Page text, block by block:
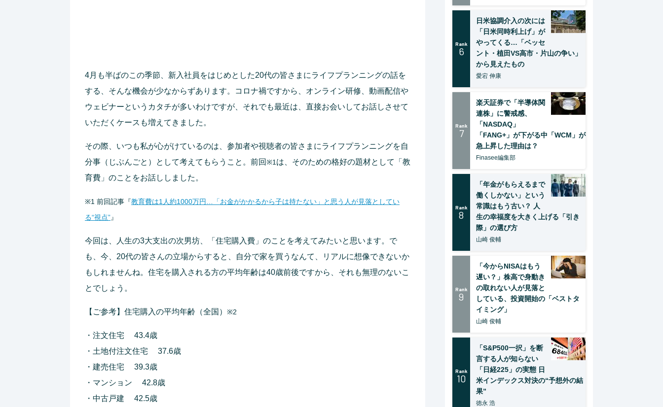
4月も半ばのこの季節、新入社員をはじめとした20代の皆さまにライフプランニングの話を
する、そんな機会が少なからずあります。コロナ禍ですから、オンライン研修、動画配信や
ウェビナーというカタチが多いわけですが、それでも最近は、直接お会いしてお話しさせて
いただくケースも増えてきました。
その際、いつも私が心がけているのは、参加者や視聴者の皆さまにライフプランニングを自
分事（じぶんごと）として考えてもらうこと。前回※1は、そのための格好の題材として「教
育費」のことをお話ししました。
※1 前回記事『教育費は1人約1000万円…「お金がかかるから子は持たない」と思う人が見落としてい
る“視点”』
今回は、人生の3大支出の次男坊、「住宅購入費」のことを考えてみたいと思います。で
も、今、20代の皆さんの立場からすると、自分で家を買うなんて、リアルに想像できないか
もしれませんね。住宅を購入される方の平均年齢は40歳前後ですから、それも無理のないこ
とでしょう。
【ご参考】住宅購入の平均年齢（全国） ※2
・注文住宅 43.4歳
・土地付注文住宅 37.6歳
・建売住宅 39.3歳
・マンション 42.8歳
・中古戸建 42.5歳
Rank
6
日米協調介入の次には
「日米同時利上げ」が
やってくる…「ベッセ
ント・植田VS高市・片山の争い」
から見えたもの
愛宕 伸康
Rank
7
楽天証券で「半導体関
連株」に警戒感、
「NASDAQ」
「FANG+」が下がる中「WCM」が
急上昇した理由は？
Finasee編集部
Rank
8
「年金がもらえるまで
働くしかない」という
常識はもう古い？ 人
生の幸福度を大きく上げる「引き
際」の選び方
山崎 俊輔
Rank
9
「今からNISAはもう
遅い？」株高で身動き
の取れない人が見落と
している、投資開始の「ベストタ
イミング」
山崎 俊輔
Rank
10
「S&P500一択」を断
言する人が知らない
「日経225」の実態 日
米インデックス対決の“予想外の結
果”
徳永 浩